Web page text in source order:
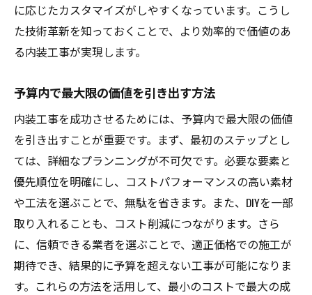
に応じたカスタマイズがしやすくなっています。こうし
た技術革新を知っておくことで、より効率的で価値のあ
る内装工事が実現します。
予算内で最大限の価値を引き出す方法
内装工事を成功させるためには、予算内で最大限の価値
を引き出すことが重要です。まず、最初のステップとし
ては、詳細なプランニングが不可欠です。必要な要素と
優先順位を明確にし、コストパフォーマンスの高い素材
や工法を選ぶことで、無駄を省きます。また、DIYを一部
取り入れることも、コスト削減につながります。さら
に、信頼できる業者を選ぶことで、適正価格での施工が
期待でき、結果的に予算を超えない工事が可能になりま
す。これらの方法を活用して、最小のコストで最大の成